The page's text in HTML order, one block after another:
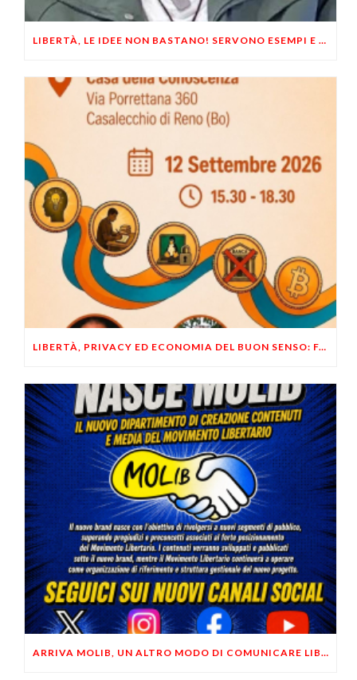
LIBERTÀ, LE IDEE NON BASTANO! SERVONO ESEMPI E UN PO’ DI COERENZA
LIBERTÀ, PRIVACY ED ECONOMIA DEL BUON SENSO: FACCO E MUSUMECI A CASALECCHIO DI RENO (BO)
ARRIVA MOLIB, UN ALTRO MODO DI COMUNICARE LIBERTARIO